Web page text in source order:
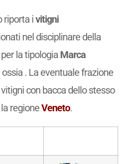
riporta ivitigni
nel disciplinare della
la tipologia Marca
ossia . La eventuale frazione
con bacca dello stesso
regioneVeneto.